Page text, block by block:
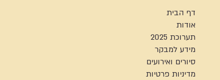
דף הבית
אודות
תערוכת 2025
מידע למבקר
סיורים ואירועים
מדיניות פרטיות